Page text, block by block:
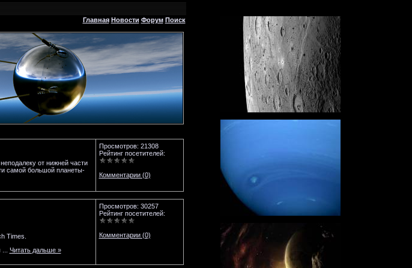
Главная Новости Форум Поиск
от нижней части
самой большой планеты-
Просмотров: 21308
Рейтинг посетителей:
Комментарии (0)
Times.
Читать дальше »
Просмотров: 30257
Рейтинг посетителей:
Комментарии (0)